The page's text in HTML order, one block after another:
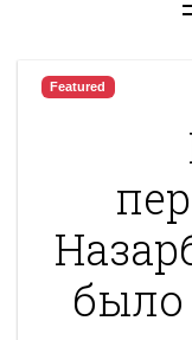
Featured
было